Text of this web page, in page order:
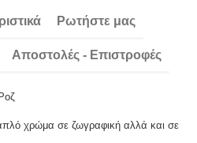
Ρωτήστε μας
Αποστολές - Επιστροφές
χρώμα σε ζωγραφική αλλά και σε